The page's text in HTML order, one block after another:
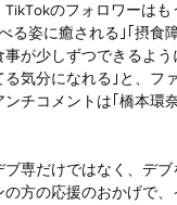
のフォロワーはも
る姿に癒される｣｢摂
が少しずつできるよ
る気分になれる｣と、フ
チコメントは｢橋本環
ブ専だけではなく、デ
の方の応援のおかげで